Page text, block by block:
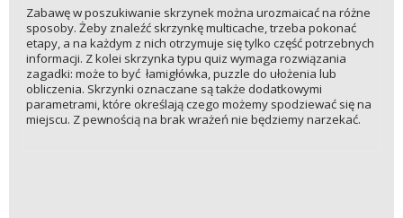
Zabawę w poszukiwanie skrzynek można urozmaicać na różne
sposoby. Żeby znaleźć skrzynkę multicache, trzeba pokonać
etapy, a na każdym z nich otrzymuje się tylko część potrzebnych
informacji. Z kolei skrzynka typu quiz wymaga rozwiązania
zagadki: może to być łamigłówka, puzzle do ułożenia lub
obliczenia. Skrzynki oznaczane są także dodatkowymi
parametrami, które określają czego możemy spodziewać się na
miejscu. Z pewnością na brak wrażeń nie będziemy narzekać.